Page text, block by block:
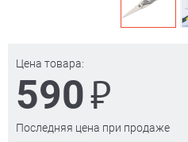
Цена товара:
590₽
Последняя цена при продаже